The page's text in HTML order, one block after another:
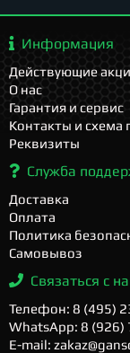
Информация
Действующие
О нас
Гарантия и сервис
Контакты и схема
Реквизиты
Служба
Доставка
Оплата
Политика
Самовывоз
Связаться с
Телефон: 8 (495)
WhatsApp: 8 (926)
E-mail: